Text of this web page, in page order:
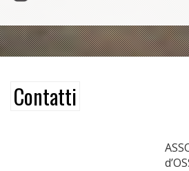
Contatti